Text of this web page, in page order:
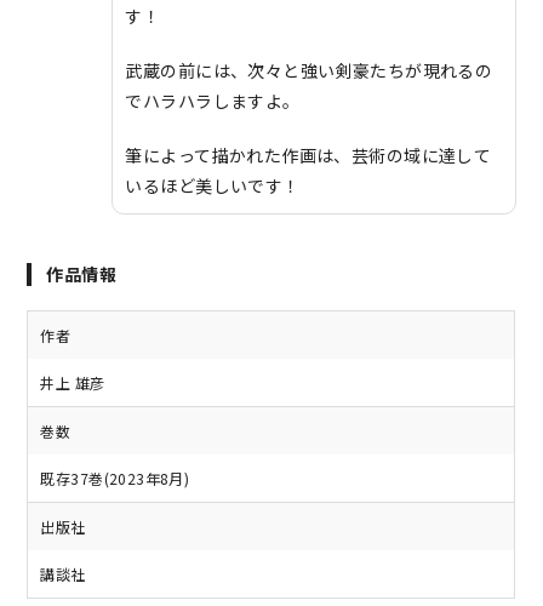
す！
武蔵の前には、次々と強い剣豪たちが現れるの
でハラハラしますよ。
筆によって描かれた作画は、芸術の域に達して
いるほど美しいです！
作品情報
作者
井上 雄彦
巻数
既存37巻(2023年8月)
出版社
講談社